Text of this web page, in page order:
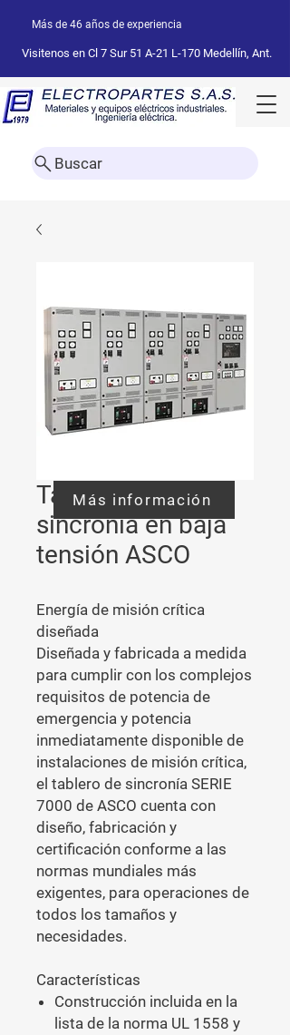
Más de 46 años de experiencia
Visitenos en Cl 7 Sur 51 A-21 L-170 Medellín, Ant.
Buscar
Tableros de
sincronía en baja
tensión ASCO
Energía de misión crítica
diseñada
Diseñada y fabricada a medida
para cumplir con los complejos
requisitos de potencia de
emergencia y potencia
inmediatamente disponible de
instalaciones de misión crítica,
el tablero de sincronía SERIE
7000 de ASCO cuenta con
diseño, fabricación y
certificación conforme a las
normas mundiales más
exigentes, para operaciones de
todos los tamaños y
necesidades.
Características
Construcción incluida en la
lista de la norma UL 1558 y
Más información